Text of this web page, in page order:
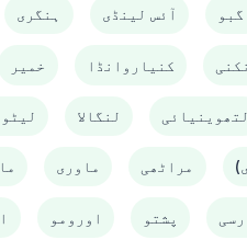
ہنگری آئس لینڈی
خمیر کنیاروانڈا
لنگالا لتھوینیائی
ماوری مراٹھی
اورومو پشتو